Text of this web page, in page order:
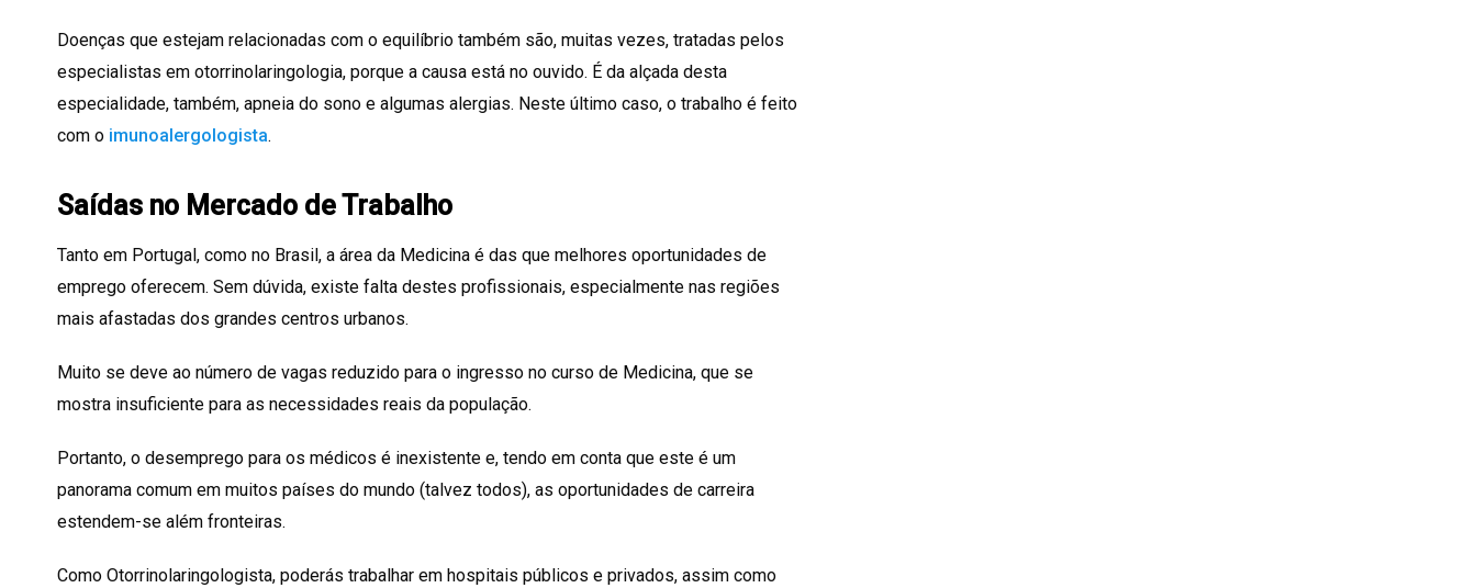
Doenças que estejam relacionadas com o equilíbrio também são, muitas vezes, tratadas pelos
especialistas em otorrinolaringologia, porque a causa está no ouvido. É da alçada desta
especialidade, também, apneia do sono e algumas alergias. Neste último caso, o trabalho é feito
com o imunoalergologista.
Saídas no Mercado de Trabalho
Tanto em Portugal, como no Brasil, a área da Medicina é das que melhores oportunidades de
emprego oferecem. Sem dúvida, existe falta destes profissionais, especialmente nas regiões
mais afastadas dos grandes centros urbanos.
Muito se deve ao número de vagas reduzido para o ingresso no curso de Medicina, que se
mostra insuficiente para as necessidades reais da população.
Portanto, o desemprego para os médicos é inexistente e, tendo em conta que este é um
panorama comum em muitos países do mundo (talvez todos), as oportunidades de carreira
estendem-se além fronteiras.
Como Otorrinolaringologista, poderás trabalhar em hospitais públicos e privados, assim como